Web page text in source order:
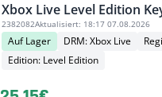
Xbox Live Level Edition
2382082Aktualisiert: 18:17 07.08.2026
Auf Lager DRM: Xbox Live
Edition: Level Edition